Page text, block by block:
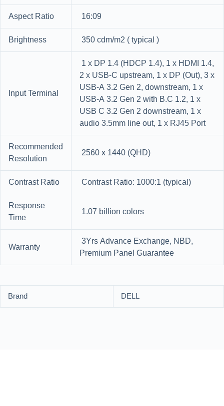
Aspect Ratio
16:09
Brightness
350 cdm/m2 ( typical )
Input Terminal
1 x DP 1.4 (HDCP 1.4), 1 x HDMI 1.4,
2 x USB-C upstream, 1 x DP (Out), 3 x
USB-A 3.2 Gen 2, downstream, 1 x
USB-A 3.2 Gen 2 with B.C 1.2, 1 x
USB C 3.2 Gen 2 downstream, 1 x
audio 3.5mm line out, 1 x RJ45 Port
Recommended
Resolution
2560 x 1440 (QHD)
Contrast Ratio
Contrast Ratio: 1000:1 (typical)
Response
Time
1.07 billion colors
Warranty
3Yrs Advance Exchange, NBD,
Premium Panel Guarantee
Brand DELL